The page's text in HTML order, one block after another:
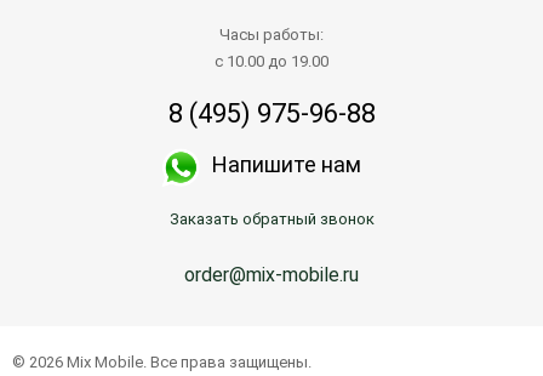
Часы работы:
с 10.00 до 19.00
8 (495) 975-96-88
Напишите нам
Заказать обратный звонок
order@mix-mobile.ru
© 2026 Mix Mobile. Все права защищены.